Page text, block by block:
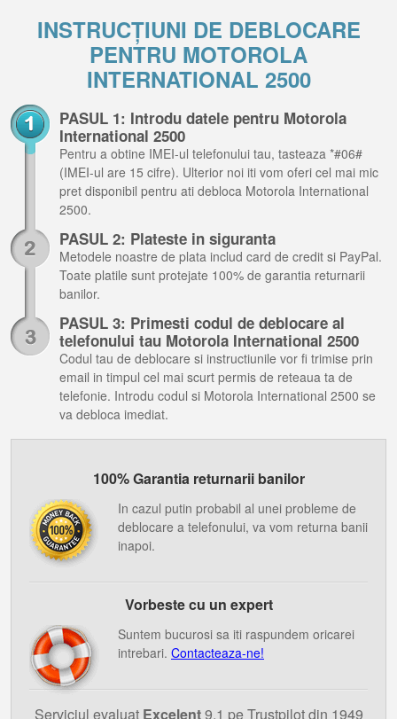
INSTRUCȚIUNI DE DEBLOCARE
PENTRU MOTOROLA
INTERNATIONAL 2500
PASUL 1: Introdu datele pentru Motorola
International 2500
Pentru a obtine IMEI-ul telefonului tau, tasteaza *#06#
(IMEI-ul are 15 cifre). Ulterior noi iti vom oferi cel mai mic
pret disponibil pentru ati debloca Motorola International
2500.
PASUL 2: Plateste in siguranta
Metodele noastre de plata includ card de credit si PayPal.
Toate platile sunt protejate 100% de garantia returnarii
banilor.
PASUL 3: Primesti codul de deblocare al
telefonului tau Motorola International 2500
Codul tau de deblocare si instructiunile vor fi trimise prin
email in timpul cel mai scurt permis de reteaua ta de
telefonie. Introdu codul si Motorola International 2500 se
va debloca imediat.
100% Garantia returnarii banilor
In cazul putin probabil al unei probleme de
deblocare a telefonului, va vom returna banii
inapoi.
Vorbeste cu un expert
Suntem bucurosi sa iti raspundem oricarei
intrebari. Contacteaza-ne!
Serviciul evaluat Excelent9.1 pe Trustpilot din 1949